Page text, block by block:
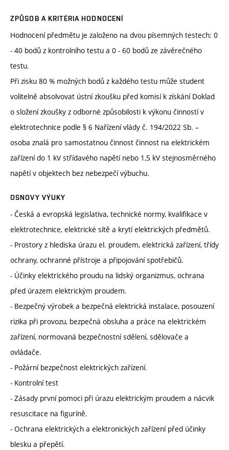
ZPŮSOB A KRITÉRIA HODNOCENÍ
Hodnocení předmětu je založeno na dvou písemných testech: 0
- 40 bodů z kontrolního testu a 0 - 60 bodů ze závěrečného
testu.
Při zisku 80 % možných bodů z každého testu může student
volitelně absolvovat ústní zkoušku před komisí k získání Doklad
o složení zkoušky z odborné způsobilosti k výkonu činností v
elektrotechnice podle § 6 Nařízení vlády č. 194/2022 Sb. –
osoba znalá pro samostatnou činnost činnost na elektrickém
zařízení do 1 kV střídavého napětí nebo 1,5 kV stejnosměrného
napětí v objektech bez nebezpečí výbuchu.
OSNOVY VÝUKY
- Česká a evropská legislativa, technické normy, kvalifikace v
elektrotechnice, elektrické sítě a krytí elektrických předmětů.
- Prostory z hlediska úrazu el. proudem, elektrická zařízení, třídy
ochrany, ochranné přístroje a připojování spotřebičů.
- Účinky elektrického proudu na lidský organizmus, ochrana
před úrazem elektrickým proudem.
- Bezpečný výrobek a bezpečná elektrická instalace, posouzení
rizika při provozu, bezpečná obsluha a práce na elektrickém
zařízení, normovaná bezpečnostní sdělení, sdělovače a
ovládače.
- Požární bezpečnost elektrických zařízení.
- Kontrolní test
- Zásady první pomoci při úrazu elektrickým proudem a nácvik
resuscitace na figuríně.
- Ochrana elektrických a elektronických zařízení před účinky
blesku a přepětí.